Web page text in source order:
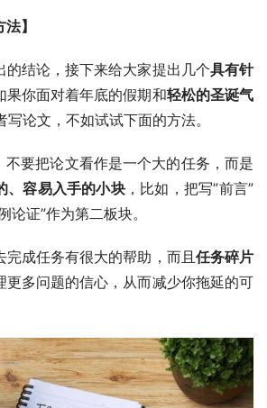
】
的结论，接下来给大家提出几个具有针
果你面对着年底的假期和轻松的圣诞气
写论文，不如试试下面的方法。
不要把论文看作是一个大的任务，而是
、容易入手的小块，比如，把写”前言”
论证”作为第二板块。
成任务有很大的帮助，而且 任务碎片
更多问题的信心，从而减少你拖延的可